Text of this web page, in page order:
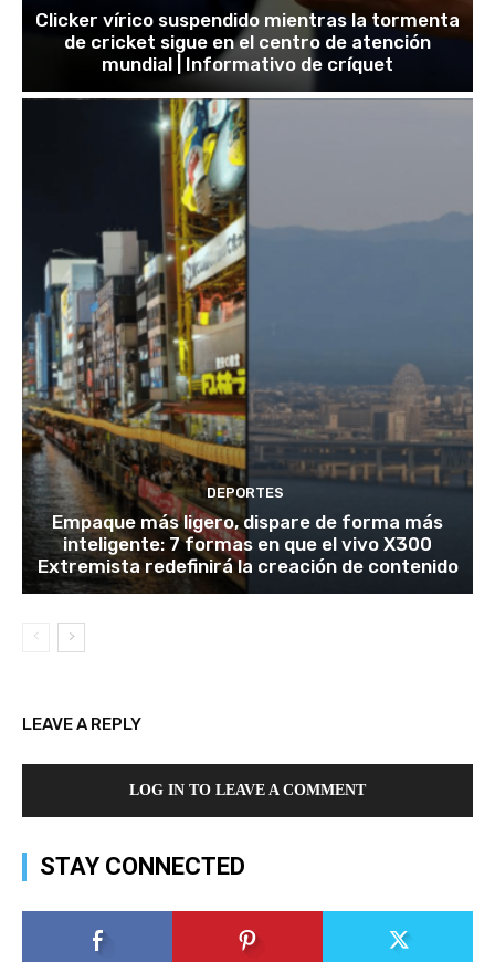
Clicker vírico suspendido mientras la tormenta
de cricket sigue en el centro de atención
mundial | Informativo de críquet
DEPORTES
Empaque más ligero, dispare de forma más
inteligente: 7 formas en que el vivo X300
Extremista redefinirá la creación de contenido
LEAVE A REPLY
LOG IN TO LEAVE A COMMENT
STAY CONNECTED